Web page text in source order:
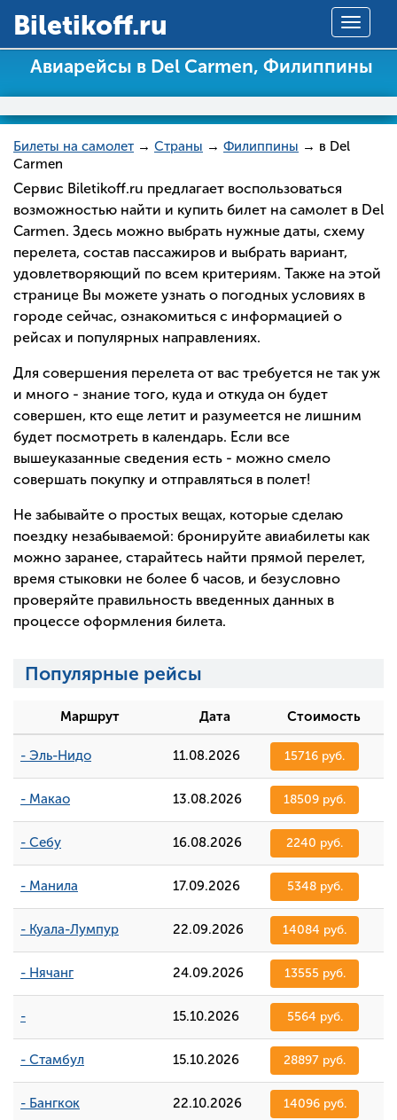
Toggle
Вiletikoff.ru
Авиарейсы в Del Carmen, Филиппины
Билеты на самолет → Страны → Филиппины → в Del
Carmen
Сервис Biletikoff.ru предлагает воспользоваться
возможностью найти и купить билет на самолет в Del
Carmen. Здесь можно выбрать нужные даты, схему
перелета, состав пассажиров и выбрать вариант,
удовлетворяющий по всем критериям. Также на этой
странице Вы можете узнать о погодных условиях в
городе сейчас, ознакомиться с информацией о
рейсах и популярных направлениях.
Для совершения перелета от вас требуется не так уж
и много - знание того, куда и откуда он будет
совершен, кто еще летит и разумеется не лишним
будет посмотреть в календарь. Если все
вышеуказанные сведения есть - можно смело
совершать покупку и отправляться в полет!
Не забывайте о простых вещах, которые сделаю
поездку незабываемой: бронируйте авиабилеты как
можно заранее, старайтесь найти прямой перелет,
время стыковки не более 6 часов, и безусловно
проверяйте правильность введенных данных в
процессе оформления билета.
Популярные рейсы
Маршрут Дата Стоимость
- Эль-Нидо 11.08.2026 15716 руб.
- Макао 13.08.2026 18509 руб.
- Себу 16.08.2026 2240 руб.
- Манила 17.09.2026 5348 руб.
- Куала-Лумпур 22.09.2026 14084 руб.
- Нячанг 24.09.2026 13555 руб.
- 15.10.2026 5564 руб.
- Стамбул 15.10.2026 28897 руб.
- Бангкок 22.10.2026 14096 руб.